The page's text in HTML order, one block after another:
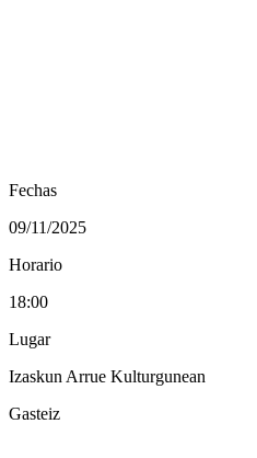
Fechas
09/11/2025
Horario
18:00
Lugar
Izaskun Arrue Kulturgunean
Gasteiz